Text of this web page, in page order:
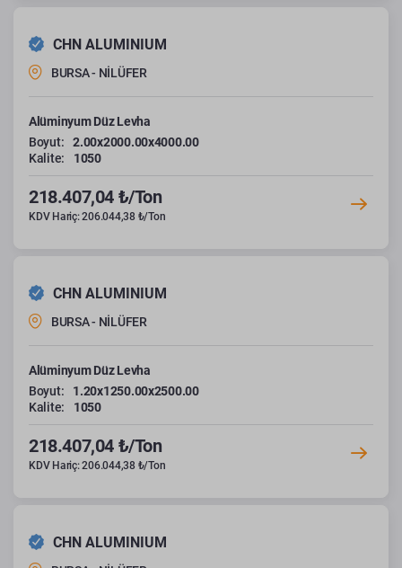
CHN ALUMINIUM
BURSA - NİLÜFER
Alüminyum Düz Levha
Boyut:
2.00x2000.00x4000.00
Kalite:
1050
218.407,04 ₺/Ton
KDV Hariç: 206.044,38 ₺/Ton
CHN ALUMINIUM
BURSA - NİLÜFER
Alüminyum Düz Levha
Boyut:
1.20x1250.00x2500.00
Kalite:
1050
218.407,04 ₺/Ton
KDV Hariç: 206.044,38 ₺/Ton
CHN ALUMINIUM